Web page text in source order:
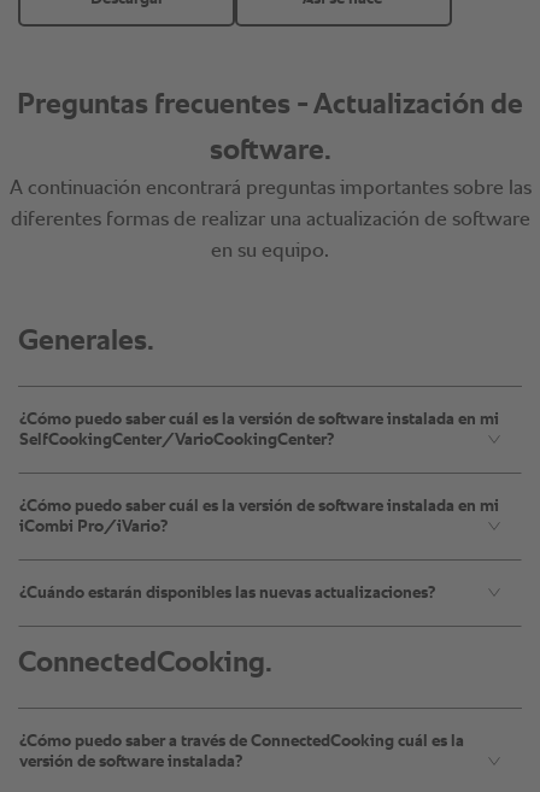
Generales.
¿Cómo puedo saber cuál es la versión de software instalada en mi
SelfCookingCenter/VarioCookingCenter?
¿Cómo puedo saber cuál es la versión de software instalada en mi
iCombi Pro/iVario?
¿Cuándo estarán disponibles las nuevas actualizaciones?
ConnectedCooking.
¿Cómo puedo saber a través de ConnectedCooking cuál es la
versión de software instalada?